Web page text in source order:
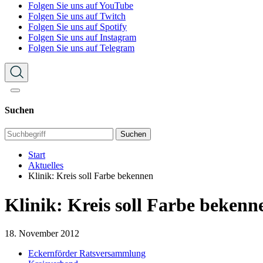
Folgen Sie uns auf YouTube
Folgen Sie uns auf Twitch
Folgen Sie uns auf Spotify
Folgen Sie uns auf Instagram
Folgen Sie uns auf Telegram
Suchen
Suchen
Start
Aktuelles
Klinik: Kreis soll Farbe bekennen
Klinik: Kreis soll Farbe
18. November 2012
Eckernförder Ratsversammlung